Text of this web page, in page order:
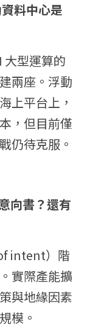
料中心是
大型運算的
兩座。浮動
上平台上，
，但目前僅
仍待克服。
向書？還有
intent）階
實際產能擴
與地緣因素
模。